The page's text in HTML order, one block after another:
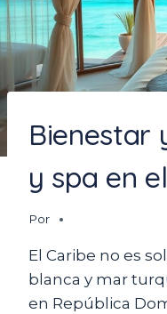
Bienestar
y spa en
Por
El Caribe no es
blanca y mar
en República